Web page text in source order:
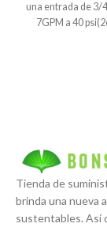
una entrada de 3/4
7GPM a 40
Tienda de
brinda una nueva
sustentables. Así